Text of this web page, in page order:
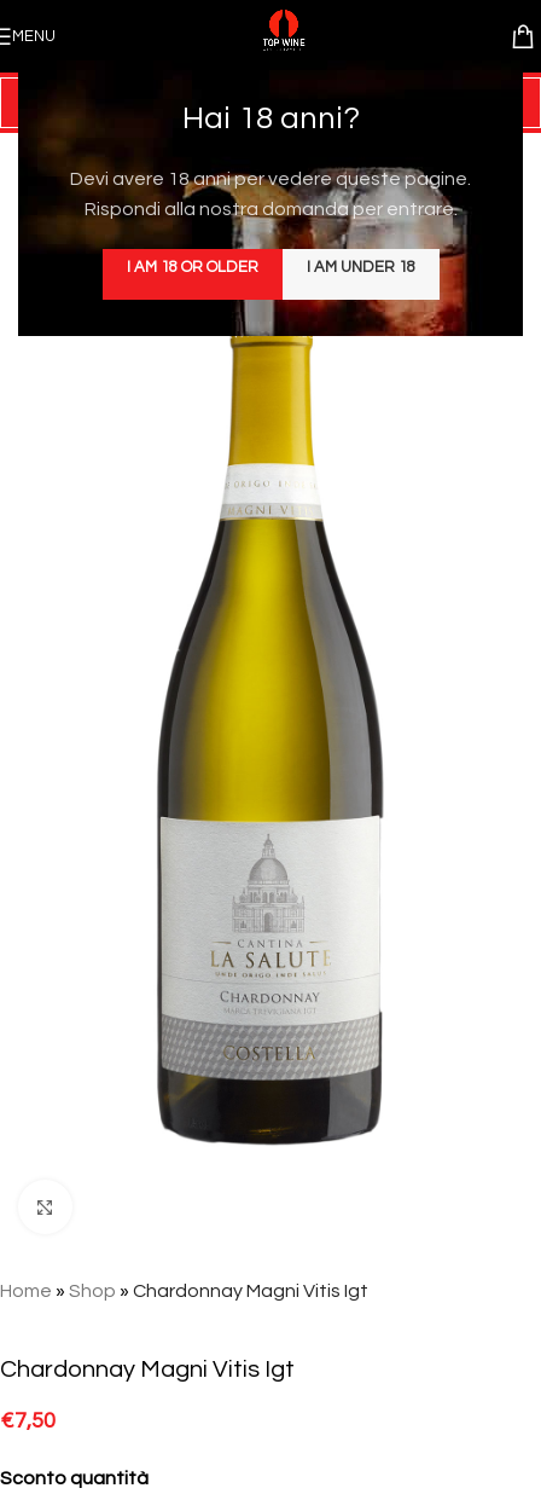
Hai 18 anni?
Devi avere 18 anni per vedere queste pagine.
Rispondi alla nostra domanda per entrare.
I AM 18 OR OLDER I AM UNDER 18
MENU
Home » Shop » Chardonnay Magni Vitis Igt
Chardonnay Magni Vitis Igt
€7,50
Sconto quantità